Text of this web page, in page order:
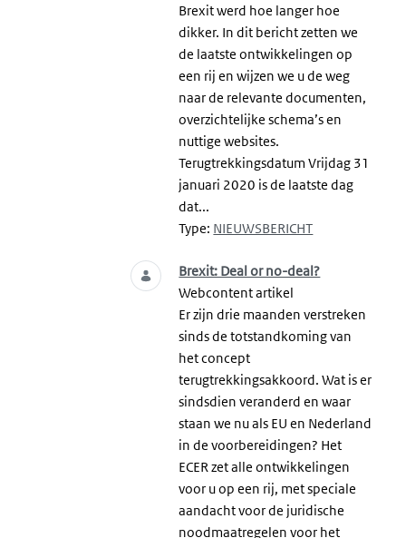
Brexit werd hoe langer hoe
dikker. In dit bericht zetten we
de laatste ontwikkelingen op
een rij en wijzen we u de weg
naar de relevante documenten,
overzichtelijke schema’s en
nuttige websites.
Terugtrekkingsdatum Vrijdag 31
januari 2020 is de laatste dag
dat...
Type: NIEUWSBERICHT
Brexit: Deal or no-deal?
Webcontent artikel
Er zijn drie maanden verstreken
sinds de totstandkoming van
het concept
terugtrekkingsakkoord. Wat is er
sindsdien veranderd en waar
staan we nu als EU en Nederland
in de voorbereidingen? Het
ECER zet alle ontwikkelingen
voor u op een rij, met speciale
aandacht voor de juridische
noodmaatregelen voor het